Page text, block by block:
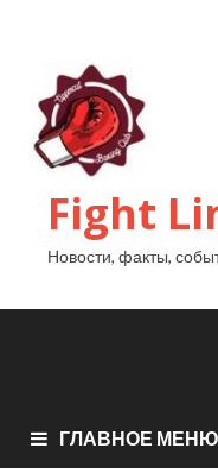
Fight
Новости, факты,
ГЛАВНОЕ МЕНЮ